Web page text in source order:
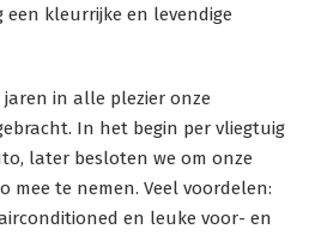
kleurrijke en levendige
in alle plezier onze
In het begin per vliegtuig
later besloten we om onze
mee te nemen. Veel voordelen:
en leuke voor- en